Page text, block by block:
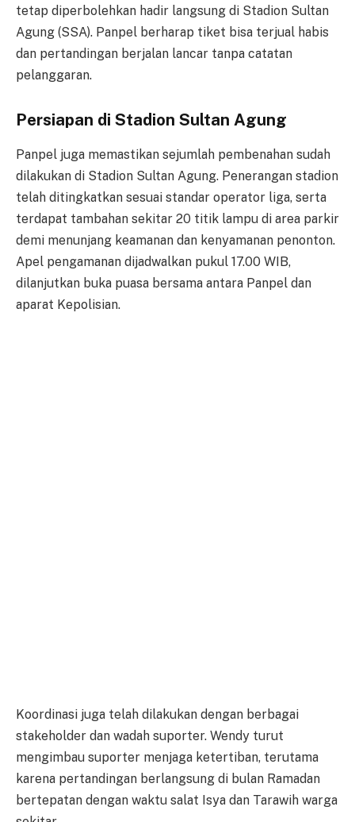
tetap diperbolehkan hadir langsung di Stadion Sultan
Agung (SSA). Panpel berharap tiket bisa terjual habis
dan pertandingan berjalan lancar tanpa catatan
pelanggaran.
Persiapan di Stadion Sultan Agung
Panpel juga memastikan sejumlah pembenahan sudah
dilakukan di Stadion Sultan Agung. Penerangan stadion
telah ditingkatkan sesuai standar operator liga, serta
terdapat tambahan sekitar 20 titik lampu di area parkir
demi menunjang keamanan dan kenyamanan penonton.
Apel pengamanan dijadwalkan pukul 17.00 WIB,
dilanjutkan buka puasa bersama antara Panpel dan
aparat Kepolisian.
Koordinasi juga telah dilakukan dengan berbagai
stakeholder dan wadah suporter. Wendy turut
mengimbau suporter menjaga ketertiban, terutama
karena pertandingan berlangsung di bulan Ramadan
bertepatan dengan waktu salat Isya dan Tarawih warga